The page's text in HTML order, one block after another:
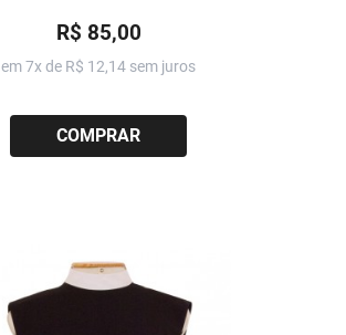
R$ 85,00
em 7x de R$ 12,14 sem juros